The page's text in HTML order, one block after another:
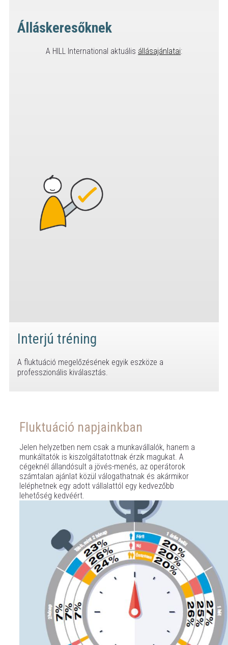
Álláskeresőknek
A HILL International aktuális állásajánlatai:
Interjú tréning
A fluktuáció megelőzésének egyik eszköze a
professzionális kiválasztás.
Fluktuáció napjainkban
Jelen helyzetben nem csak a munkavállalók, hanem a
munkáltatók is kiszolgáltatottnak érzik magukat. A
cégeknél állandósult a jövés-menés, az operátorok
számtalan ajánlat közül válogathatnak és akármikor
leléphetnek egy adott vállalattól egy kedvezőbb
lehetőség kedvéért.